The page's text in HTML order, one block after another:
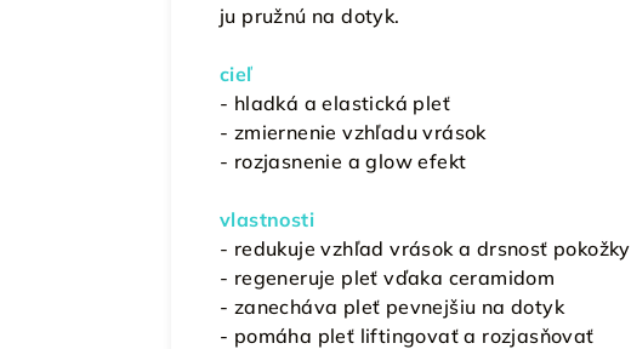
ju pružnú na dotyk.
cieľ
- hladká a elastická pleť
- zmiernenie vzhľadu vrások
- rozjasnenie a glow efekt
vlastnosti
- redukuje vzhľad vrások a drsnosť pokožky
- regeneruje pleť vďaka ceramidom
- zanecháva pleť pevnejšiu na dotyk
- pomáha pleť liftingovať a rozjasňovať